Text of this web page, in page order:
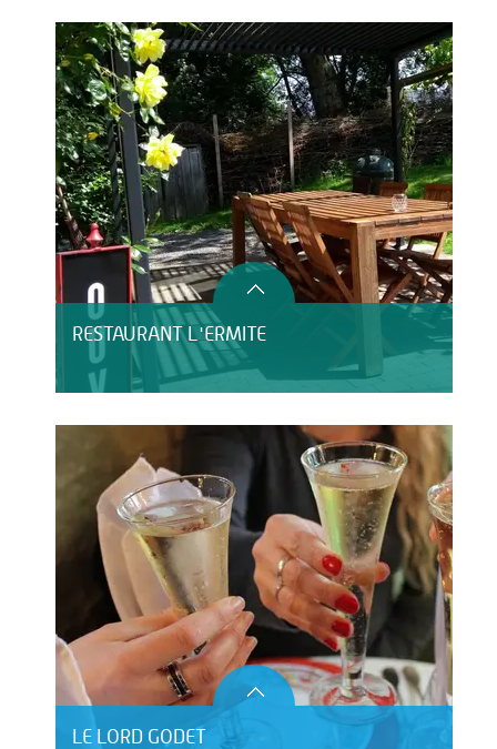
RESTAURANT L'ERMITE
LE LORD GODET